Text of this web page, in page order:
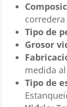
corredera
Tipo de
Grosor
medida
Tipo de